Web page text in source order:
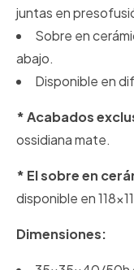
juntas en
Sobre en
abajo.
Disponible en
* Acabados
ossidiana mate.
* El sobre en
disponible en
Dimensiones: